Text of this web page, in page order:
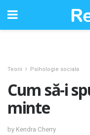
Teorii Psihologie sociala
Cum să-i
minte
by Kendra Cherry